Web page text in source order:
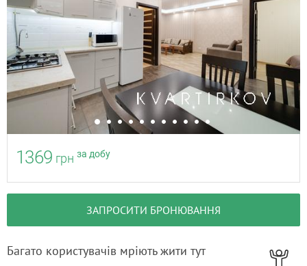
1369 грн за добу
ЗАПРОСИТИ БРОНЮВАННЯ
Багато користувачів мріють жити тут